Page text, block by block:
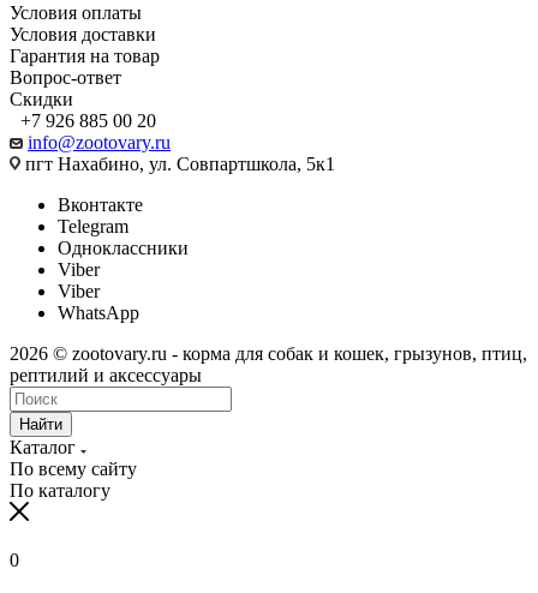
Условия оплаты
Условия доставки
Гарантия на товар
Вопрос-ответ
Скидки
+7 926 885 00 20
info@zootovary.ru
пгт Нахабино, ул. Совпартшкола, 5к1
Вконтакте
Telegram
Одноклассники
Viber
Viber
WhatsApp
2026 © zootovary.ru - корма для собак и кошек, грызунов, птиц,
рептилий и аксессуары
Найти
Каталог
По всему сайту
По каталогу
0